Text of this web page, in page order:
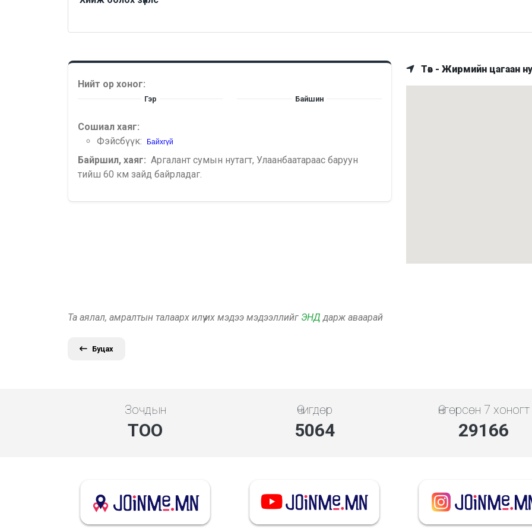
Нийт ор хоног:
Гэр Байшин
Сошиал хаяг:
Фэйсбүүк:
Байхгүй
Байршил, хаяг: Аргалант сумын нутагт, Улаанбаатараас баруун
тийш 60 км зайд байрладаг.
Төв - Жирмийн цагаан
Та аялал, амралтын талаарх илүү их мэдээ мэдээллийг ЭНД дарж аваарай
Буцах
Зочдын
ТОО
Өчигдөр
5843
Өнгөрсөн 7 хоногт
33653